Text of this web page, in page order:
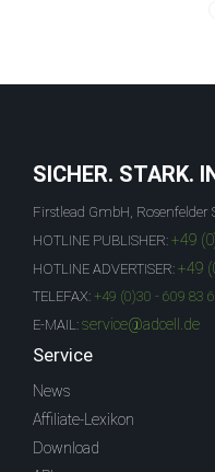
SICHER. STARK.
Firstlead GmbH, Rosenfelder
HOTLINE PUBLISHER: +49
HOTLINE ADVERTISER: +49
TELEFAX: +49 (0)30 - 609 83
E-MAIL: service@adcell.de
Service
News
Affiliate-Lexikon
Download